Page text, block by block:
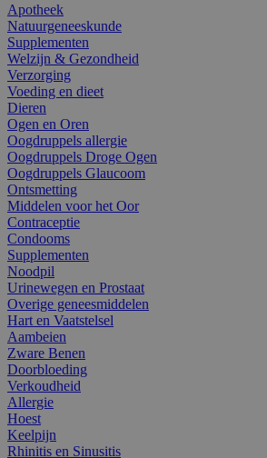
Apotheek
Natuurgeneeskunde
Supplementen
Welzijn & Gezondheid
Verzorging
Voeding en dieet
Dieren
Ogen en Oren
Oogdruppels allergie
Oogdruppels Droge Ogen
Oogdruppels Glaucoom
Ontsmetting
Middelen voor het Oor
Contraceptie
Condooms
Supplementen
Noodpil
Urinewegen en Prostaat
Overige geneesmiddelen
Hart en Vaatstelsel
Aambeien
Zware Benen
Doorbloeding
Verkoudheid
Allergie
Hoest
Keelpijn
Rhinitis en Sinusitis